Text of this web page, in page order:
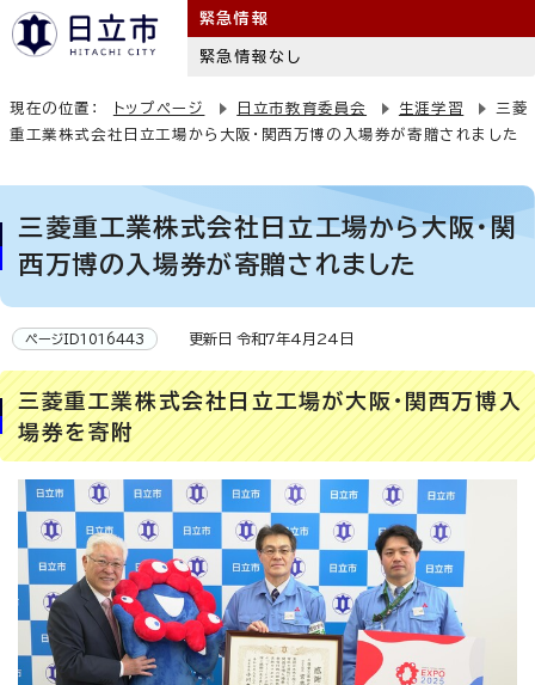
緊急情報
緊急情報なし
現在の位置： トップページ 日立市教育委員会 生涯学習
三菱
重工業株式会社日立工場から大阪・関西万博の入場券が寄贈されました
三菱重工業株式会社日立工場から大阪・関
西万博の入場券が寄贈されました
ページID1016443 更新日 令和7年4月24日
三菱重工業株式会社日立工場が大阪・関西万博入
場券を寄附